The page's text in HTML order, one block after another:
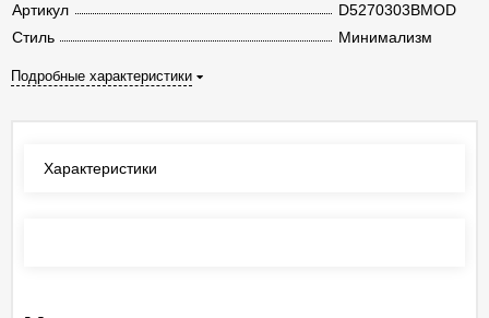
Артикул
D5270303BMOD
Стиль
Минимализм
Подробные характеристики
Характеристики